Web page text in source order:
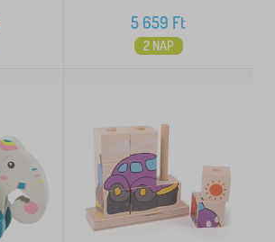
5 659 Ft
2 NAP